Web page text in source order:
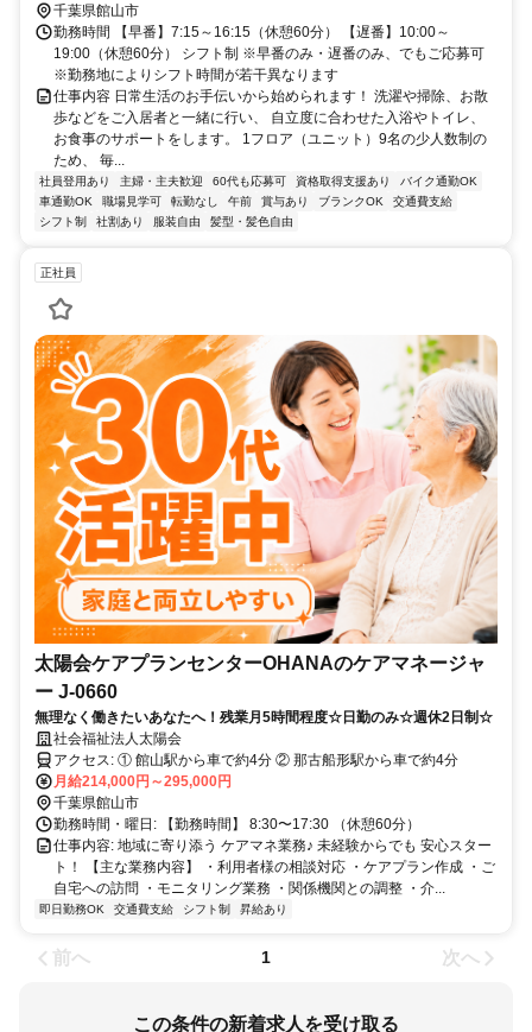
JR内房線 那古船形駅より車で9分
千葉県館山市
勤務時間 【早番】7:15～16:15（休憩60分） 【遅番】10:00～
19:00（休憩60分） シフト制 ※早番のみ・遅番のみ、でもご応募可
※勤務地によりシフト時間が若干異なります
仕事内容 日常生活のお手伝いから始められます！ 洗濯や掃除、お散
歩などをご入居者と一緒に行い、 自立度に合わせた入浴やトイレ、
お食事のサポートをします。 1フロア（ユニット）9名の少人数制の
ため、 毎...
社員登用あり 主婦・主夫歓迎 60代も応募可 資格取得支援あり
バイク通勤OK
車通勤OK
職場見学可 転勤なし 午前 賞与あり ブランクOK
交通費支給
シフト制
社割あり 服装自由 髪型・髪色自由
正社員
太陽会ケアプランセンターOHANAのケアマネージャ
ー J-0660
無理なく働きたいあなたへ！残業月5時間程度☆日勤のみ☆週休2日制☆
社会福祉法人太陽会
アクセス: ① 館山駅から車で約4分 ② 那古船形駅から車で約4分
月給214,000円～295,000円
千葉県館山市
勤務時間・曜日: 【勤務時間】 8:30〜17:30 （休憩60分）
仕事内容: 地域に寄り添う ケアマネ業務♪ 未経験からでも 安心スター
ト！ 【主な業務内容】 ・利用者様の相談対応 ・ケアプラン作成 ・ご
自宅への訪問 ・モニタリング業務 ・関係機関との調整 ・介...
即日勤務OK 交通費支給 シフト制 昇給あり
前へ 1 次へ
この条件の新着求人を受け取る